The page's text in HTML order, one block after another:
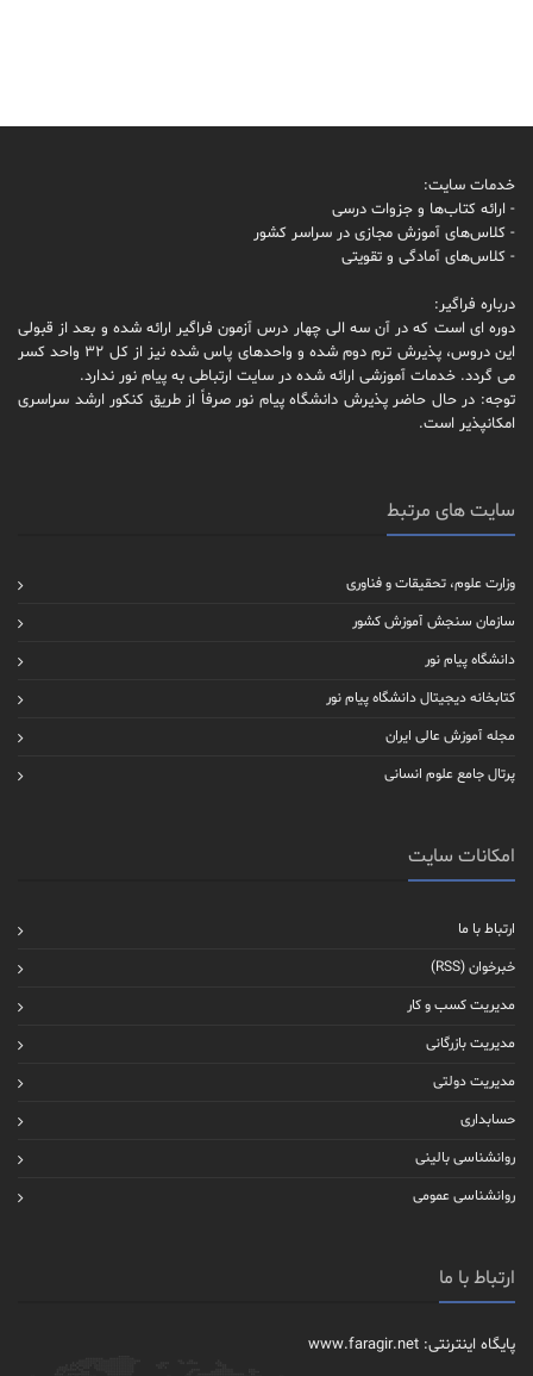
خدمات سایت:
- ارائه کتاب‌ها و جزوات درسی
- کلاس‌های آموزش مجازی در سراسر کشور
- کلاس‌های آمادگی و تقویتی
درباره فراگیر:
دوره ای است که در آن سه الی چهار درس آزمون فراگیر ارائه شده و بعد از قبولی
این دروس، پذیرش ترم دوم شده و واحدهای پاس شده نیز از کل 32 واحد کسر
می گردد. خدمات آموزشی ارائه شده در سایت ارتباطی به پیام نور ندارد.
توجه: در حال حاضر پذیرش دانشگاه پیام نور صرفاً از طریق کنکور ارشد سراسری
امکانپذیر است.
سایت های مرتبط
وزارت علوم، تحقیقات و فناوری
سازمان سنجش آموزش کشور
دانشگاه پیام نور
کتابخانه دیجیتال دانشگاه پیام نور
مجله آموزش عالی ایران
پرتال جامع علوم انسانی
امکانات سایت
ارتباط با ما
خبرخوان (RSS)
مدیریت کسب و کار
مدیریت بازرگانی
مدیریت دولتی
حسابداری
روانشناسی بالینی
روانشناسی عمومی
ارتباط با ما
پایگاه اینترنتی: www.faragir.net